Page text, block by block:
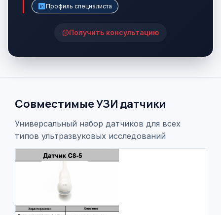
Профиль специалиста
Получить консультацию
Совместимые УЗИ датчики
Универсальный набор датчиков для всех
типов ультразвуковых исследований